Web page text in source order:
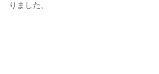
りました。